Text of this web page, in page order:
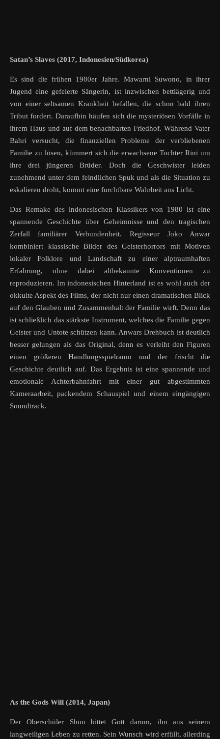
Satan’s Slaves (2017, Indonesien/Südkorea)
Es sind die frühen 1980er Jahre. Mawarni Suwono, in ihrer
Jugend eine gefeierte Sängerin, ist inzwischen bettlägerig und
von einer seltsamen Krankheit befallen, die schon bald ihren
Tribut fordert. Daraufhin häufen sich die mysteriösen Vorfälle in
ihrem Haus und auf dem benachbarten Friedhof. Während Vater
Bahri versucht, die finanziellen Probleme der verbliebenen
Familie zu lösen, kümmert sich die erwachsene Tochter Rini um
ihre drei jüngeren Brüder. Doch die Geschwister leiden
zunehmend unter dem feindlichen Spuk und als die Situation zu
eskalieren droht, kommt eine furchtbare Wahrheit ans Licht.
Das Remake des indonesischen Klassikers von 1980 ist eine
spannende Geschichte über Geheimnisse und den tragischen
Zerfall familiärer Verbundenheit. Regisseur Joko Anwar
kombiniert klassische Bilder des Geisterhorrors mit Motiven
lokaler Folklore und Landschaft zu einer alptraumhaften
Erfahrung, ohne dabei altbekannte Konventionen zu
reproduzieren. Im indonesischen Hinterland ist es wohl auch der
okkulte Aspekt des Films, der nicht nur einen dramatischen Blick
auf den Glauben und Zusammenhalt der Familie wirft. Denn das
ist schließlich das stärkste Instrument, welches die Familie gegen
Geister und Untote schützen kann. Anwars Drehbuch ist deutlich
besser gelungen als das Original, denn es verleiht den Figuren
einen größeren Handlungsspielraum und der frischt die
Geschichte deutlich auf. Das Ergebnis ist eine spannende und
emotionale Achterbahnfahrt mit einer gut abgestimmten
Kameraarbeit, packendem Schauspiel und einem eingängigen
Soundtrack.
As the Gods Will (2014, Japan)
Der Oberschüler Shun bittet Gott darum, ihn aus seinem
langweiligen Leben zu retten. Sein Wunsch wird erfüllt, allerding